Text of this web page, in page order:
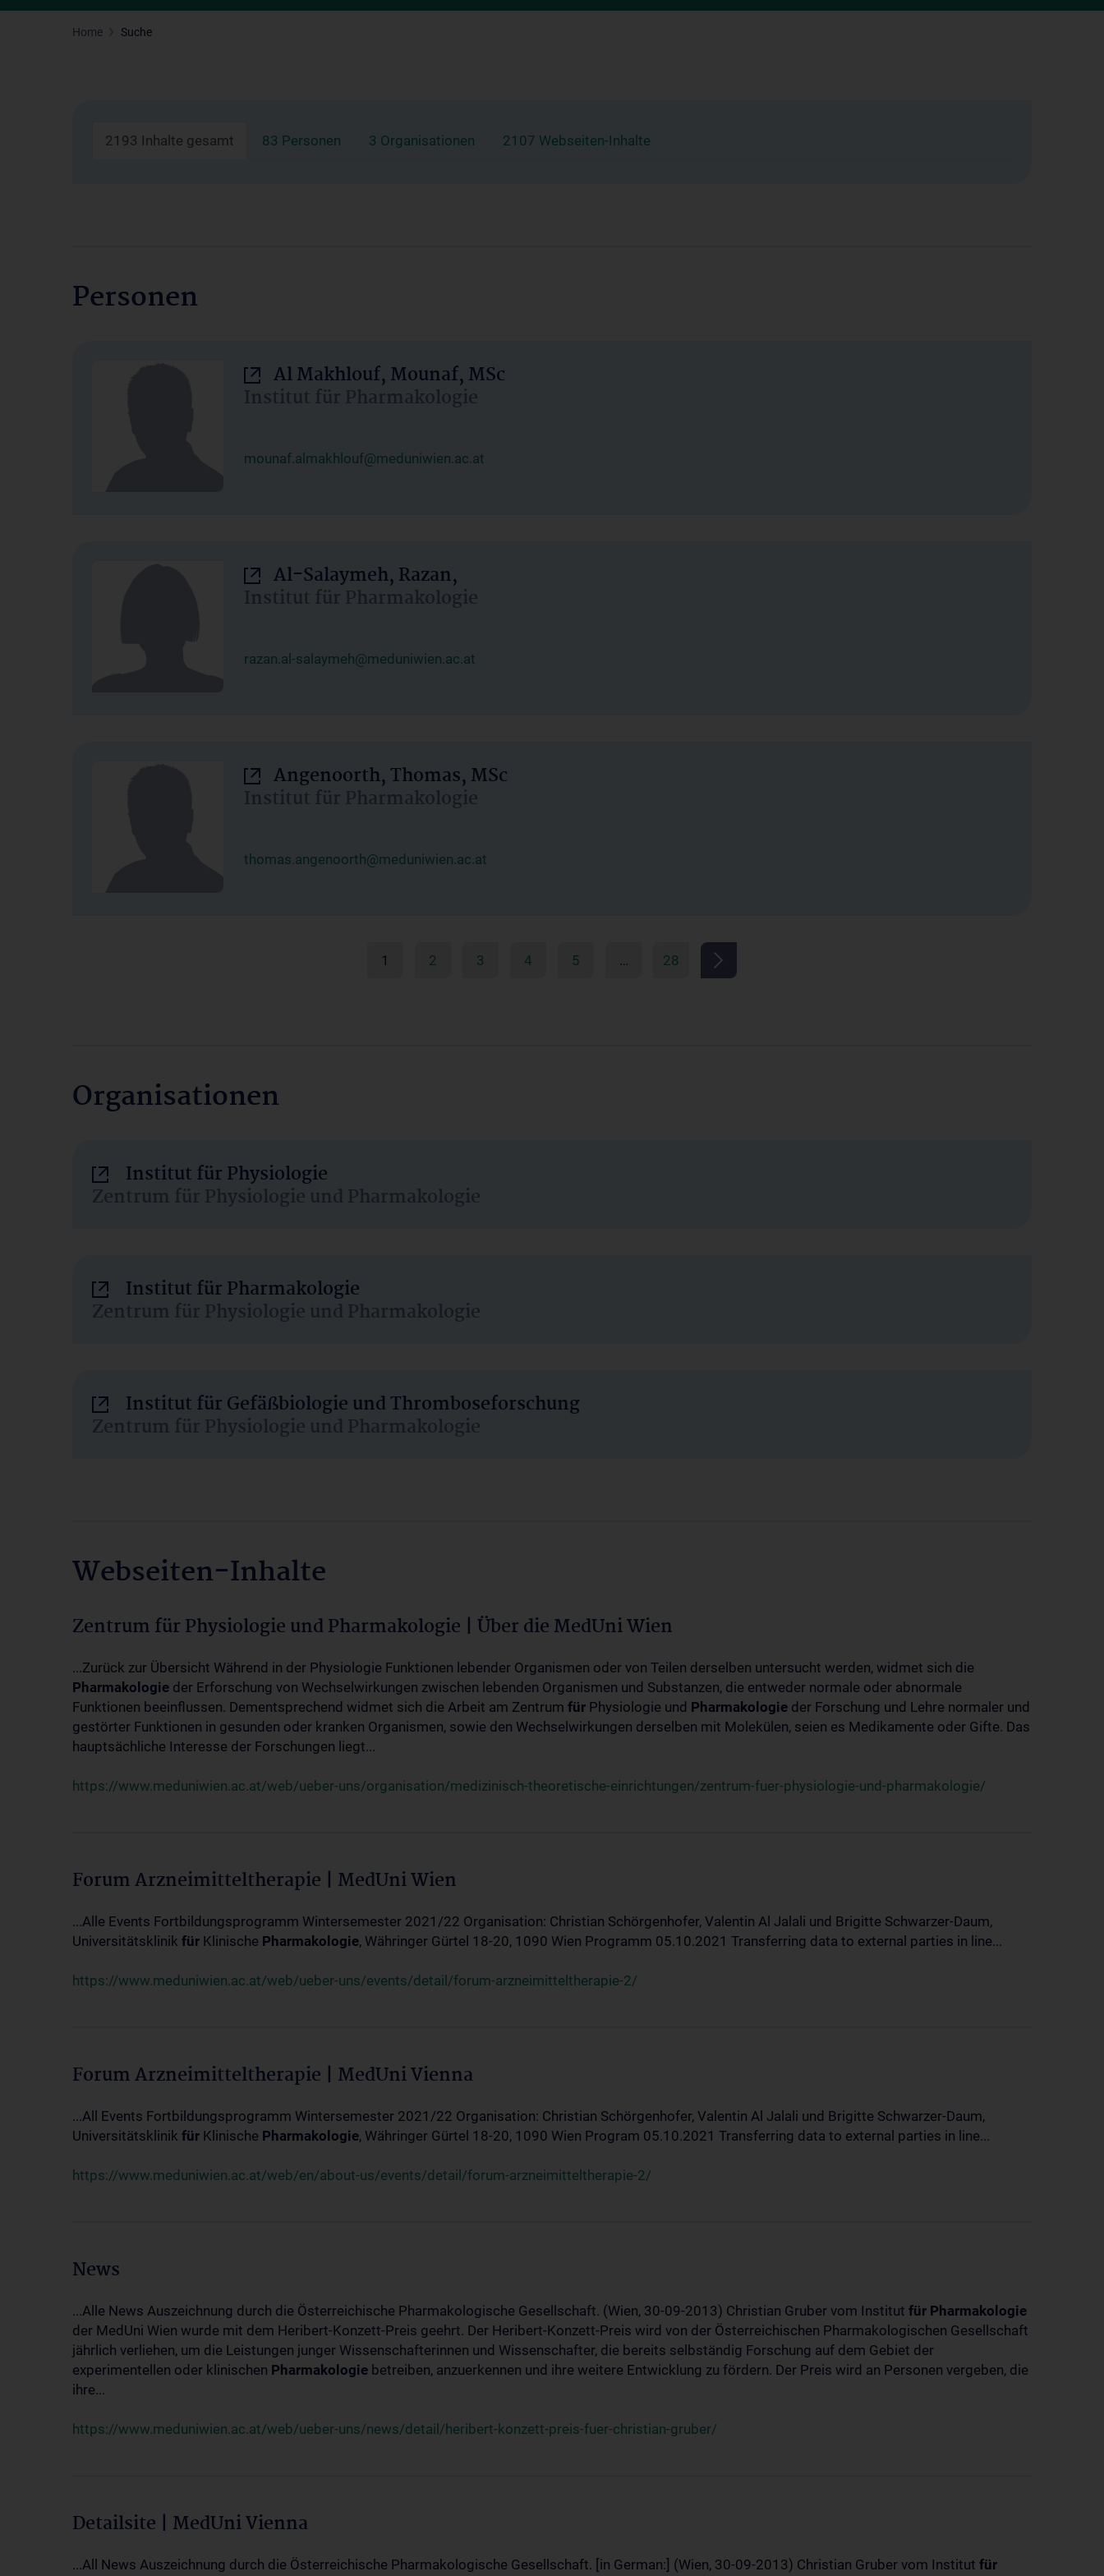
Home Suche
2193 Inhalte gesamt 83 Personen 3 Organisationen 2107 Webseiten-Inhalte
Personen
Al Makhlouf, Mounaf, MSc
Institut für Pharmakologie
mounaf.almakhlouf@meduniwien.ac.at
Al-Salaymeh, Razan,
Institut für Pharmakologie
razan.al-salaymeh@meduniwien.ac.at
Angenoorth, Thomas, MSc
Institut für Pharmakologie
thomas.angenoorth@meduniwien.ac.at
1 2 3 4 5 … 28
Organisationen
Institut für Physiologie
Zentrum für Physiologie und Pharmakologie
Institut für Pharmakologie
Zentrum für Physiologie und Pharmakologie
Institut für Gefäßbiologie und Thromboseforschung
Zentrum für Physiologie und Pharmakologie
Webseiten-Inhalte
Zentrum für Physiologie und Pharmakologie | Über die MedUni Wien
...Zurück zur Übersicht Während in der Physiologie Funktionen lebender Organismen oder von Teilen derselben untersucht werden, widmet sich die
Pharmakologie der Erforschung von Wechselwirkungen zwischen lebenden Organismen und Substanzen, die entweder normale oder abnormale
Funktionen beeinflussen. Dementsprechend widmet sich die Arbeit am Zentrum für Physiologie und Pharmakologie der Forschung und Lehre normaler und
gestörter Funktionen in gesunden oder kranken Organismen, sowie den Wechselwirkungen derselben mit Molekülen, seien es Medikamente oder Gifte. Das
hauptsächliche Interesse der Forschungen liegt...
https://www.meduniwien.ac.at/web/ueber-uns/organisation/medizinisch-theoretische-einrichtungen/zentrum-fuer-physiologie-und-pharmakologie/
Forum Arzneimitteltherapie | MedUni Wien
...Alle Events Fortbildungsprogramm Wintersemester 2021/22 Organisation: Christian Schörgenhofer, Valentin Al Jalali und Brigitte Schwarzer-Daum,
Universitätsklinik für Klinische Pharmakologie, Währinger Gürtel 18-20, 1090 Wien Programm 05.10.2021 Transferring data to external parties in line...
https://www.meduniwien.ac.at/web/ueber-uns/events/detail/forum-arzneimitteltherapie-2/
Forum Arzneimitteltherapie | MedUni Vienna
...All Events Fortbildungsprogramm Wintersemester 2021/22 Organisation: Christian Schörgenhofer, Valentin Al Jalali und Brigitte Schwarzer-Daum,
Universitätsklinik für Klinische Pharmakologie, Währinger Gürtel 18-20, 1090 Wien Program 05.10.2021 Transferring data to external parties in line...
https://www.meduniwien.ac.at/web/en/about-us/events/detail/forum-arzneimitteltherapie-2/
News
...Alle News Auszeichnung durch die Österreichische Pharmakologische Gesellschaft. (Wien, 30-09-2013) Christian Gruber vom Institut für Pharmakologie
der MedUni Wien wurde mit dem Heribert-Konzett-Preis geehrt. Der Heribert-Konzett-Preis wird von der Österreichischen Pharmakologischen Gesellschaft
jährlich verliehen, um die Leistungen junger Wissenschafterinnen und Wissenschafter, die bereits selbständig Forschung auf dem Gebiet der
experimentellen oder klinischen Pharmakologie betreiben, anzuerkennen und ihre weitere Entwicklung zu fördern. Der Preis wird an Personen vergeben, die
ihre...
https://www.meduniwien.ac.at/web/ueber-uns/news/detail/heribert-konzett-preis-fuer-christian-gruber/
Detailsite | MedUni Vienna
...All News Auszeichnung durch die Österreichische Pharmakologische Gesellschaft. [in German:] (Wien, 30-09-2013) Christian Gruber vom Institut für